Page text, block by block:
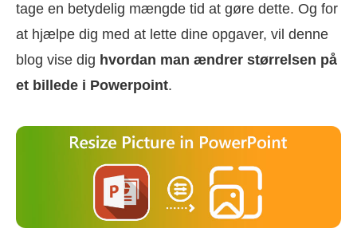
tage en betydelig mængde tid at gøre dette. Og for
at hjælpe dig med at lette dine opgaver, vil denne
blog vise dig hvordan man ændrer størrelsen på
et billede i Powerpoint.